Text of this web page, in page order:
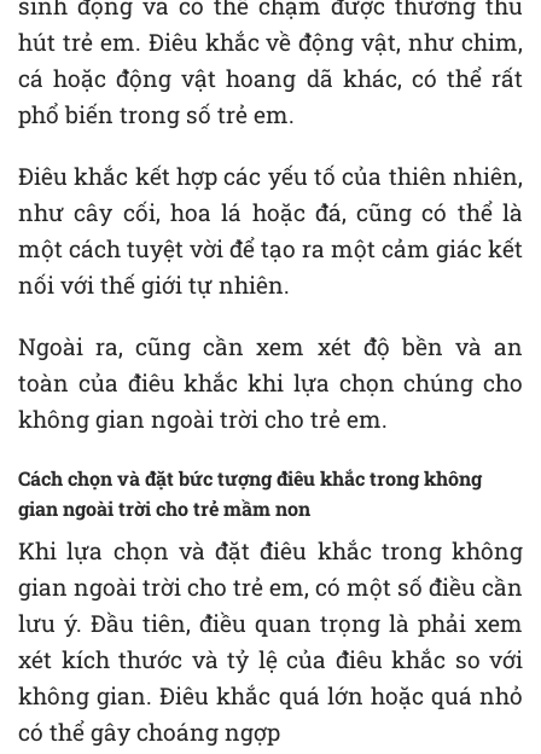
hút trẻ em. Điêu khắc về động vật, như chim,
cá hoặc động vật hoang dã khác, có thể rất
phổ biến trong số trẻ em.
Điêu khắc kết hợp các yếu tố của thiên nhiên,
như cây cối, hoa lá hoặc đá, cũng có thể là
một cách tuyệt vời để tạo ra một cảm giác kết
nối với thế giới tự nhiên.
Ngoài ra, cũng cần xem xét độ bền và an
toàn của điêu khắc khi lựa chọn chúng cho
không gian ngoài trời cho trẻ em.
Cách chọn và đặt bức tượng điêu khắc trong không
gian ngoài trời cho trẻ mầm non
Khi lựa chọn và đặt điêu khắc trong không
gian ngoài trời cho trẻ em, có một số điều cần
lưu ý. Đầu tiên, điều quan trọng là phải xem
xét kích thước và tỷ lệ của điêu khắc so với
không gian. Điêu khắc quá lớn hoặc quá nhỏ
có thể gây choáng ngợp